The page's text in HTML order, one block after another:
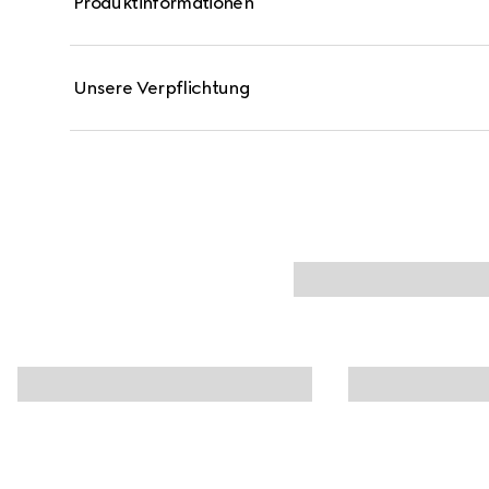
Capsicum. Die feuchtigkeitsspendenden
Unsere Verpflichtung